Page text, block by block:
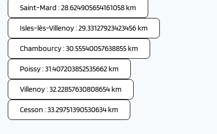
Saint-Mard : 28.624905654161058 km
Isles-lès-Villenoy : 29.33127923423456 km
Chambourcy : 30.55540057638855 km
Poissy : 31.407203852535662 km
Villenoy : 32.22857630808654 km
Cesson : 33.29751390530634 km